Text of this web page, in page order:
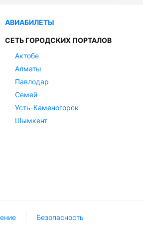
АВИАБИЛЕТЫ
СЕТЬ ГОРОДСКИХ ПОРТАЛОВ
Актобе
Алматы
Павлодар
Семей
Усть-Каменогорск
Шымкент
Безопасность